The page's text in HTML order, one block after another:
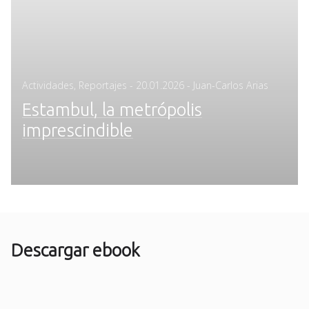
Actividades Reportajes - Posted
20.01.2026 - Juan-Carlos Arias
Estambul, la metrópolis
imprescindible
Descargar ebook